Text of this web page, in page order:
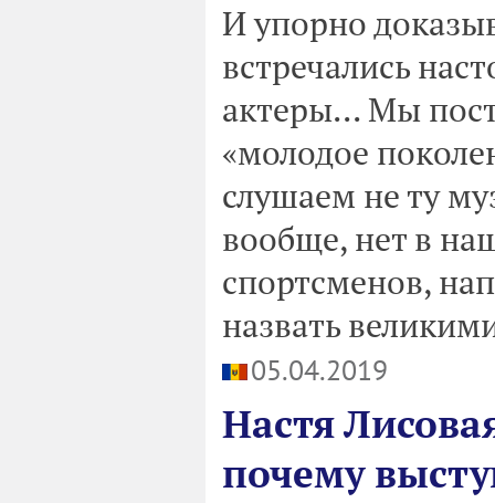
И упорно
встречались
актеры... Мы
«молодое
слушаем не ту
вообще, нет в
спортсменов,
назвать
05.04.2019
Настя
почему